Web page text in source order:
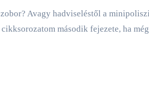
második fejezete, ha még